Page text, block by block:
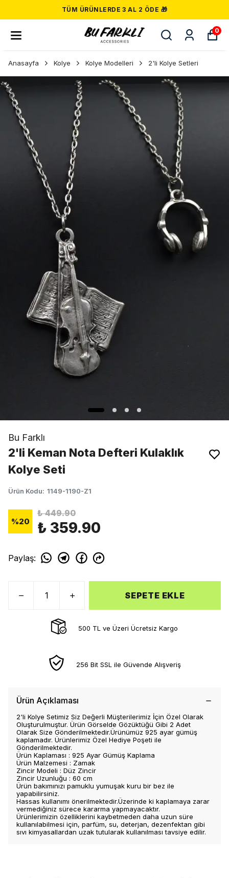
TÜM ÜRÜNLERDE 3 AL 2 ÖDE 🎁
0
Anasayfa Kolye Kolye Modelleri 2'li Kolye Setleri
Bu Farklı
2'li Keman Nota Defteri Kulaklık
Kolye Seti
Ürün Kodu: 1149-1190-Z1
%20
₺ 449.90
₺ 359.90
Paylaş:
SEPETE EKLE
500 TL ve Üzeri Ücretsiz Kargo
256 Bit SSL ile Güvende Alışveriş
Ürün Açıklaması
2'li Kolye Setimiz Siz Değerli Müşterilerimiz İçin Özel Olarak
Oluşturulmuştur. Ürün Görselde Gözüktüğü Gibi 2 Adet
Olarak Size Gönderilmektedir.Ürünümüz 925 ayar gümüş
kaplamadır. Ürünlerimiz Özel Hediye Poşeti ile
Gönderilmektedir.
Ürün Kaplaması : 925 Ayar Gümüş Kaplama
Ürün Malzemesi : Zamak
Zincir Modeli : Düz Zincir
Zincir Uzunluğu : 60 cm
Ürün bakımınızı pamuklu yumuşak kuru bir bez ile
yapabilirsiniz.
Hassas kullanımı önerilmektedir.Üzerinde ki kaplamaya zarar
vermediğiniz sürece kararma yapmayacaktır.
Ürünlerimizin özelliklerini kaybetmeden daha uzun süre
kullanılabilmesi için, parfüm, su, deterjan, dezenfektan gibi
sıvı kimyasallardan uzak tutularak kullanılması tavsiye edilir.